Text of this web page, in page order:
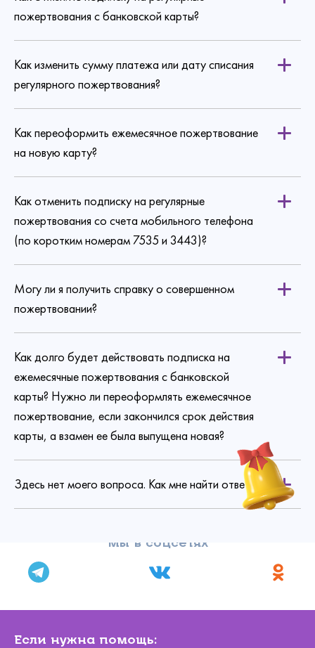
пожертвования с банковской карты?
по ссылке
Как изменить сумму платежа или дату списания
регулярного пожертвования?
Как переоформить ежемесячное пожертвование
на новую карту?
Как отменить подписку на регулярные
пожертвования со счета мобильного телефона
(по коротким номерам 7535 и 3443)?
Могу ли я получить справку о совершенном
пожертвовании?
Как долго будет действовать подписка на
ежемесячные пожертвования с банковской
карты? Нужно ли переоформлять ежемесячное
пожертвование, если закончился срок действия
карты, а взамен ее была выпущена новая?
Здесь нет моего вопроса. Как мне найти ответ?
Мы в соцсетях
Если нужна помощь: